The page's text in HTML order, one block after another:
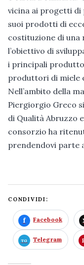
vicina ai progetti
suoi prodotti di
costituzione di una
l’obiettivo di
i principali
produttori di miele
Nell’ambito della
Piergiorgio Greco
di Qualità Abruzzo
consorzio ha
prendendovi parte
CONDIVIDI:
Facebook
Telegram